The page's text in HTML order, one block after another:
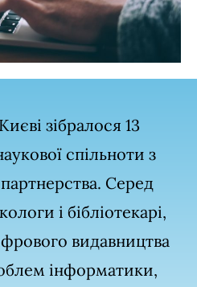
зібралося 13
спільноти з
Серед
і бібліотекарі,
видавництва
інформатики,